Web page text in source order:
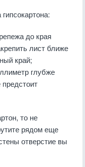
до края
лист ближе
край;
глубже
то не
рядом еще
отверстие вы